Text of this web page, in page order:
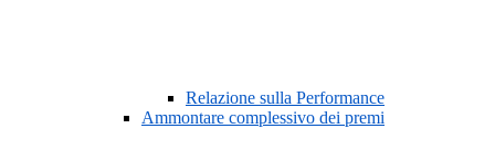
Relazione sulla Performance
Ammontare complessivo dei premi